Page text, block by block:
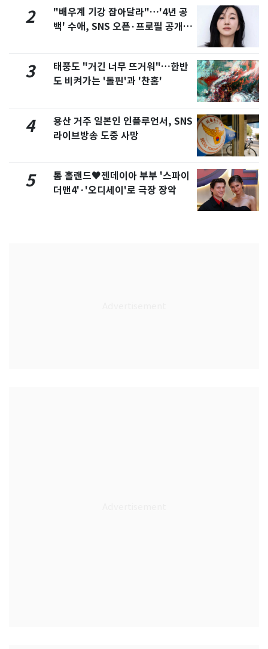
2
"배우계 기강 잡아달라"…'4년 공
백' 수애, SNS 오픈·프로필 공개
3
태풍도 "거긴 너무 뜨거워"…한반
도 비켜가는 '돌핀'과 '찬홈'
4
용산 거주 일본인 인플루언서, SNS
라이브방송 도중 사망
5
톰 홀랜드♥젠데이아 부부 '스파이
더맨4'·'오디세이'로 극장 장악